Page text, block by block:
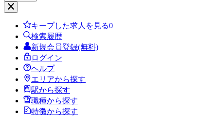
キープした求人を見る0
検索履歴
新規会員登録(無料)
ログイン
ヘルプ
エリアから探す
駅から探す
職種から探す
特徴から探す